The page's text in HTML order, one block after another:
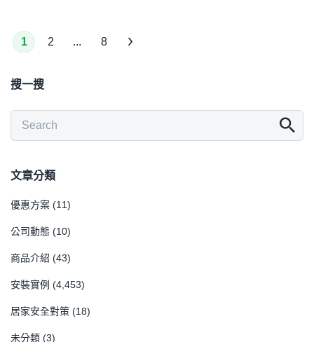
1 2 ... 8
搜一搜
文章分類
優惠方案 (11)
公司動態 (10)
商品介紹 (43)
安裝實例 (4,453)
居家安全對策 (18)
未分類 (3)